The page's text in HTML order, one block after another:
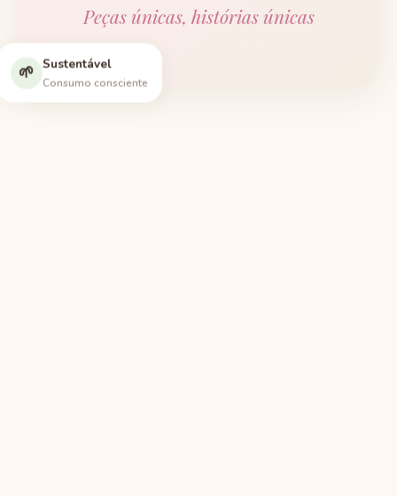
Peças únicas, histórias únicas
🌱 Sustentável
Consumo consciente